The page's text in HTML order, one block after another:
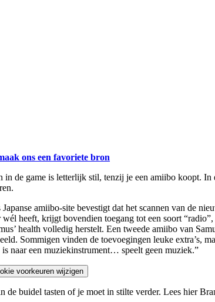
ons een favoriete bron
de game is letterlijk stil, tenzij je een amiibo koopt.
amiibo-site bevestigt dat het scannen van de
heeft, krijgt bovendien toegang tot een soort
health volledig herstelt. Een tweede amiibo van
Sommigen vinden de toevoegingen leuke extra’s,
naar een muziekinstrument… speelt geen muziek.”
voorkeuren wijzigen
buidel tasten of je moet in stilte verder. Lees hier